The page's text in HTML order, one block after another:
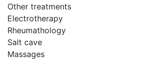
Other treatments
Electrotherapy
Rheumathology
Salt cave
Massages